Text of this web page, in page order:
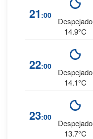
21 :00
Despejado
14.9°C
22:00
Despejado
14.1°C
23:00
Despejado
13.7°C